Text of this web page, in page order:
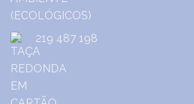
219 487 198